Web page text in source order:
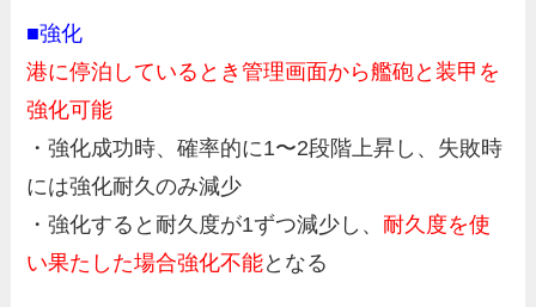
■強化
港に停泊しているとき管理画面から艦砲と装甲を
強化可能
・強化成功時、確率的に1〜2段階上昇し、失敗時
には強化耐久のみ減少
・強化すると耐久度が1ずつ減少し、 耐久度を使
い果たした場合強化不能となる